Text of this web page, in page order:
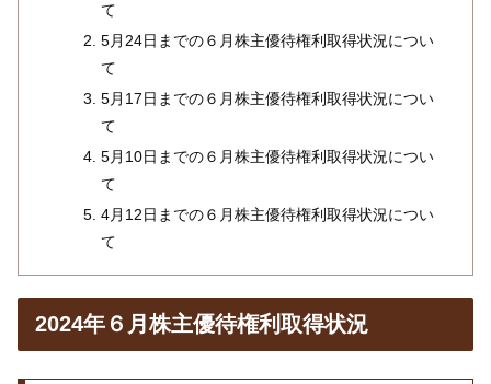
て
5月24日までの６月株主優待権利取得状況につい
て
5月17日までの６月株主優待権利取得状況につい
て
5月10日までの６月株主優待権利取得状況につい
て
4月12日までの６月株主優待権利取得状況につい
て
2024年６月株主優待権利取得状況